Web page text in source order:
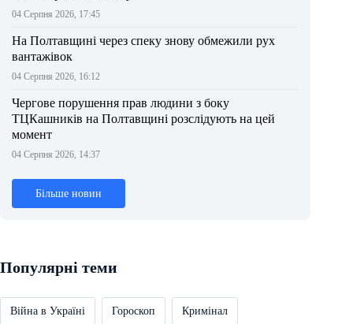
04 Серпня 2026, 17:45
На Полтавщині через спеку знову обмежили рух
вантажівок
04 Серпня 2026, 16:12
Чергове порушення прав людини з боку
ТЦКашників на Полтавщині розслідують на цей
момент
04 Серпня 2026, 14:37
Більше новин
Популярні теми
Війна в Україні Гороскоп Кримінал